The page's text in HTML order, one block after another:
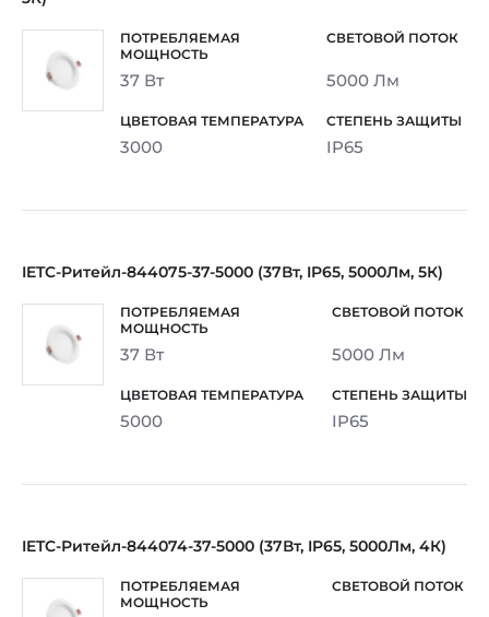
37 Вт 5000 Лм
3000 IP65
IETC-Ритейл-844075-37-5000 (37Вт, IP65, 5000Лм, 5К)
37 Вт 5000 Лм
5000 IP65
IETC-Ритейл-844074-37-5000 (37Вт, IP65, 5000Лм, 4К)